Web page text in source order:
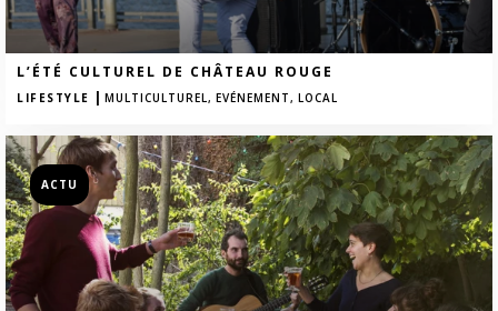
L’ÉTÉ CULTUREL DE CHÂTEAU ROUGE
LIFESTYLE | MULTICULTUREL, EVÉNEMENT, LOCAL
ACTU